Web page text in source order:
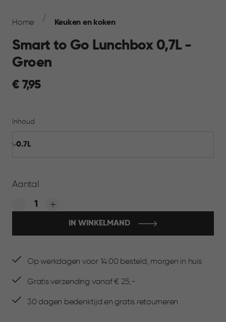
Navigation
Home Keuken en koken
Smart to Go Lunchbox 0,7L -
Groen
€
€ 7,95
Inhoud
Aantal
Quantity:
IN WINKELMAND
Op werkdagen voor 14:00 besteld, morgen in huis
Gratis verzending vanaf € 25,-
30 dagen bedenktijd en gratis retourneren